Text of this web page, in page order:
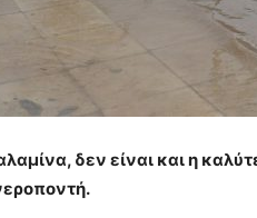
δεν είναι και η